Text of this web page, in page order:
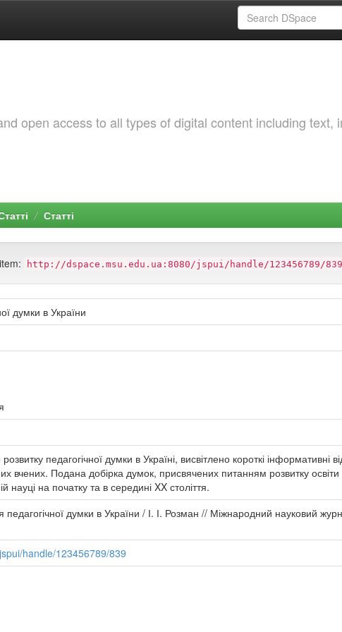
open access to all types of digital content including text,
Статті
http://dspace.msu.edu.ua:8080/jspui/handle/123456789/839
думки в України
педагогічної думки в Україні, висвітлено короткі інформативні
вчених. Подана добірка думок, присвячених питанням розвитку освіти
науці на початку та в середині XX століття.
педагогічної думки в України / І. І. Розман // Міжнародний науковий
handle/123456789/839